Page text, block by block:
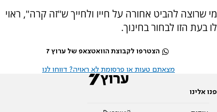
מי שרוצה להביט אחורה על חייו ולחייך ש"זה קרה", ראוי
לו בעת הזו לבחור בחינוך.
הצטרפו לקבוצת הוואטצאפ של ערוץ 7
מצאתם טעות או פרסומת לא ראויה? דווחו לנו
פנו אלינו